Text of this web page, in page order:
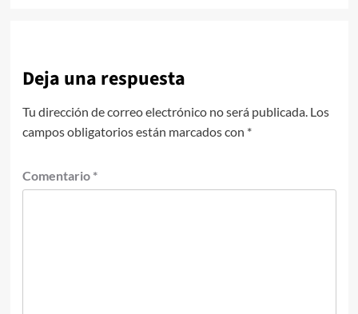
Deja una respuesta
Tu dirección de correo electrónico no será publicada. Los
campos obligatorios están marcados con *
Comentario *